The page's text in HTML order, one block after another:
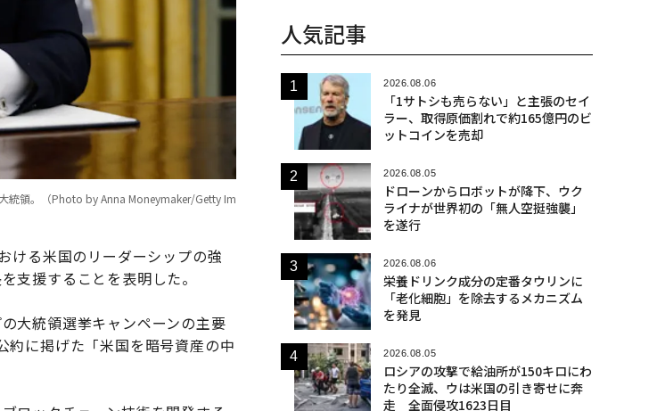
統領。（Photo by Anna Moneymaker/Getty Im
ける米国のリーダーシップの強
支援することを表明した。
大統領選挙キャンペーンの主要
約に掲げた「米国を暗号資産の中
人気記事
2026.08.06
「1サトシも売らない」と主張のセイ
ラー、取得原価割れで約165億円のビ
ットコインを売却
2026.08.05
ドローンからロボットが降下、ウク
ライナが世界初の「無人空挺強襲」
を遂行
2026.08.06
栄養ドリンク成分の定番タウリンに
「老化細胞」を除去するメカニズム
を発見
2026.08.05
ロシアの攻撃で給油所が150キロにわ
たり全滅、ウは米国の引き寄せに奔
走 全面侵攻1623日目